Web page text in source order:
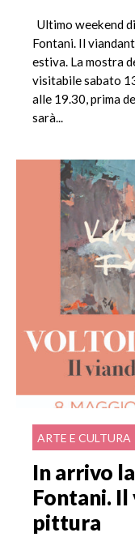
Ultimo weekend
Fontani. Il
estiva. La mostra
visitabile sabato
alle 19.30, prima
sarà...
ARTE E CULTURA
In arrivo
Fontani.
pittura